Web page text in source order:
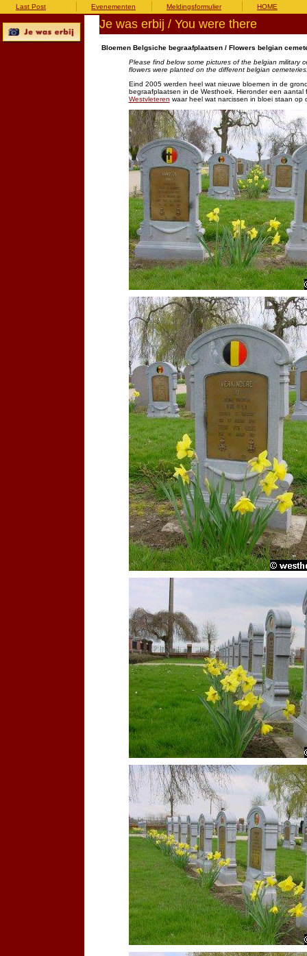
Last Post Evenementen Meldingsformulier HOME
Je was erbij / You were there
Bloemen Belgsiche begraafplaatsen / Flowers belgian
Please find below some pictures of the belgian military
flowers were planted on the different belgian
Eind 2005 werden heel wat nieuwe bloemen in de
begraafplaatsen in de Westhoek. Hieronder een
Westvleteren waar heel wat narcissen in bloei staan op